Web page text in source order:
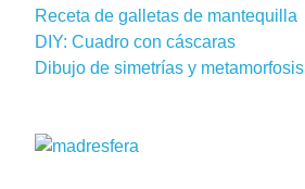
Receta de galletas de mantequilla
DIY: Cuadro con cáscaras
Dibujo de simetrías y metamorfosis